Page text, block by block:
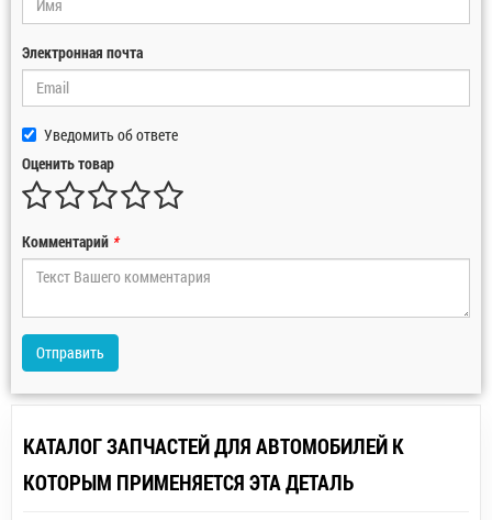
Электронная почта
Уведомить об ответе
Оценить товар
Комментарий *
Отправить
КАТАЛОГ ЗАПЧАСТЕЙ ДЛЯ АВТОМОБИЛЕЙ К
КОТОРЫМ ПРИМЕНЯЕТСЯ ЭТА ДЕТАЛЬ